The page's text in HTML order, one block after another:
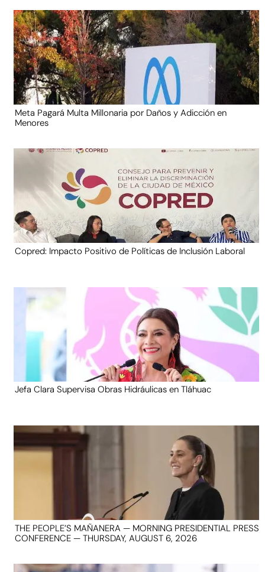
Meta Pagará Multa Millonaria por Daños y Adicción en
Menores
Copred: Impacto Positivo de Políticas de Inclusión Laboral
Jefa Clara Supervisa Obras Hidráulicas en Tláhuac
THE PEOPLE’S MAÑANERA — MORNING PRESIDENTIAL PRESS
CONFERENCE — THURSDAY, AUGUST 6, 2026